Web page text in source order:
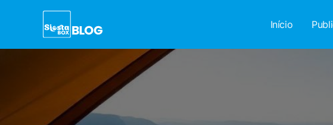
Início